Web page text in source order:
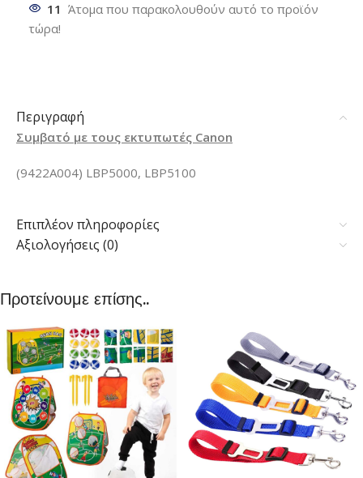
11 Άτομα που παρακολουθούν αυτό το προϊόν
τώρα!
Περιγραφή
Συμβατό με τους εκτυπωτές Canon
(9422A004) LBP5000, LBP5100
Επιπλέον πληροφορίες
Αξιολογήσεις (0)
Προτείνουμε επίσης..